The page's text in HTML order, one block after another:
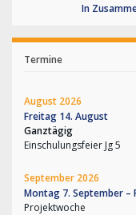
In
Termine
August 2026
Freitag 14. August
Ganztägig
Einschulungsfeier Jg 5
September 2026
Montag 7. September –
Projektwoche